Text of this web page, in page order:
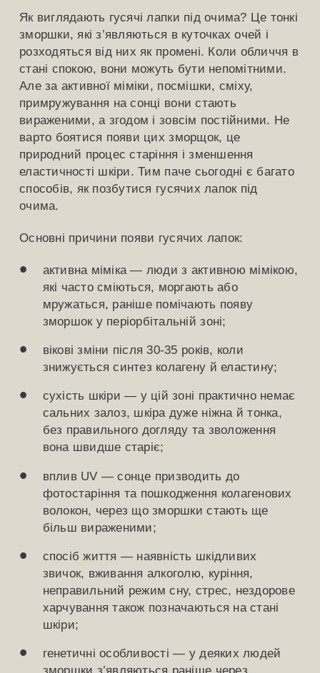
Як виглядають гусячі лапки під очима? Це тонкі
зморшки, які з’являються в куточках очей і
розходяться від них як промені. Коли обличчя в
стані спокою, вони можуть бути непомітними.
Але за активної міміки, посмішки, сміху,
примружування на сонці вони стають
вираженими, а згодом і зовсім постійними. Не
варто боятися появи цих зморщок, це
природний процес старіння і зменшення
еластичності шкіри. Тим паче сьогодні є багато
способів, як позбутися гусячих лапок під
очима.
Основні причини появи гусячих лапок:
активна міміка — люди з активною мімікою,
які часто сміються, моргають або
мружаться, раніше помічають появу
зморшок у періорбітальній зоні;
вікові зміни після 30-35 років, коли
знижується синтез колагену й еластину;
сухість шкіри — у цій зоні практично немає
сальних залоз, шкіра дуже ніжна й тонка,
без правильного догляду та зволоження
вона швидше старіє;
вплив UV — сонце призводить до
фотостаріння та пошкодження колагенових
волокон, через що зморшки стають ще
більш вираженими;
спосіб життя — наявність шкідливих
звичок, вживання алкоголю, куріння,
неправильний режим сну, стрес, нездорове
харчування також позначаються на стані
шкіри;
генетичні особливості — у деяких людей